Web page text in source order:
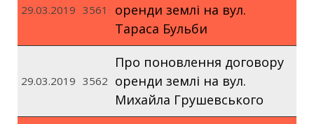
29.03.2019 3561
оренди землі на вул.
Тараса Бульби
29.03.2019 3562
Про поновлення договору
оренди землі на вул.
Михайла Грушевського